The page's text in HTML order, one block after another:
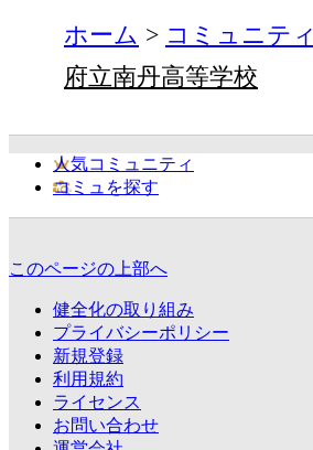
ホーム コミュニティ
府立南丹高等学校
人気コミュニティ
コミュを探す
このページの上部へ
健全化の取り組み
プライバシーポリシー
新規登録
利用規約
ライセンス
お問い合わせ